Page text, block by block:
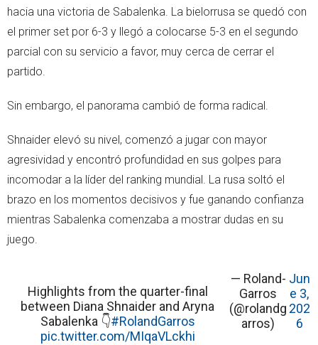
hacia una victoria de Sabalenka. La bielorrusa se quedó con
el primer set por 6-3 y llegó a colocarse 5-3 en el segundo
parcial con su servicio a favor, muy cerca de cerrar el
partido.
Sin embargo, el panorama cambió de forma radical.
Shnaider elevó su nivel, comenzó a jugar con mayor
agresividad y encontró profundidad en sus golpes para
incomodar a la líder del ranking mundial. La rusa soltó el
brazo en los momentos decisivos y fue ganando confianza
mientras Sabalenka comenzaba a mostrar dudas en su
juego.
Highlights from the quarter-final
between Diana Shnaider and Aryna
Sabalenka 👇#RolandGarros
pic.twitter.com/MIqaVLckhi
— Roland-
Garros
(@rolandg
arros)
Jun
e 3,
202
6